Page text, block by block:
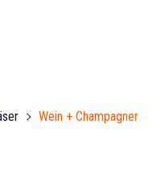
Wein + Champagner